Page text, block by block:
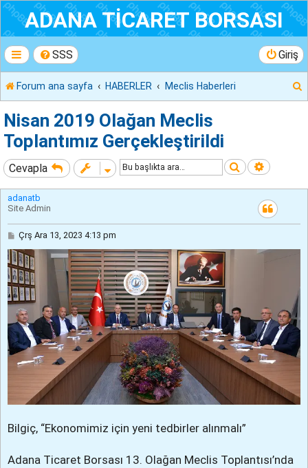
ADANA TİCARET BORSASI
SSS Giriş
Forum ana sayfa HABERLER Meclis Haberleri
Nisan 2019 Olağan Meclis
Toplantımız Gerçekleştirildi
Cevapla Ara Gelişmiş
adanatb
Site Admin
M
s
a
j
Çrş Ara 13, 2023 4:13 pm
Bilgiç, “Ekonomimiz için yeni tedbirler alınmalı”
Adana Ticaret Borsası 13. Olağan Meclis Toplantısı’nda